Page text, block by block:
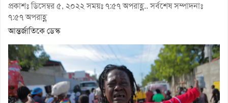
প্রকাশঃ ডিসেম্বর ৫, ২০২২ সময়ঃ ৭:৫৭ অপরাহ্ণ.. সর্বশেষ সম্পাদনাঃ
৭:৫৭ অপরাহ্ণ
আন্তর্জাতিকে ডেস্ক